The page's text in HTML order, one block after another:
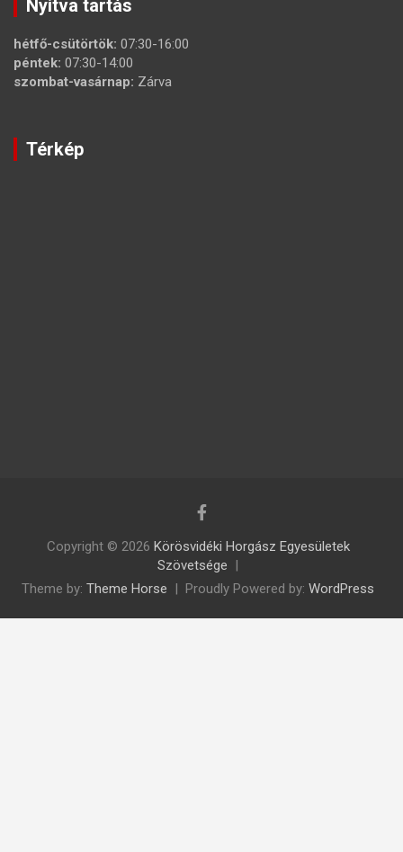
Nyitva tartás
hétfő-csütörtök: 07:30-16:00
péntek: 07:30-14:00
szombat-vasárnap: Zárva
Térkép
Copyright © 2026 Körösvidéki Horgász Egyesületek
Szövetsége
Theme by: Theme Horse Proudly Powered by: WordPress